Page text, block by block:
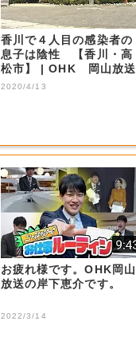
香川で４人目の感染者の
息子は陰性 【香川・高
松市】 | OHK 岡山放送
2020/4/13
お疲れ様です。OHK岡山
放送の岸下恵介です。
2022/3/14